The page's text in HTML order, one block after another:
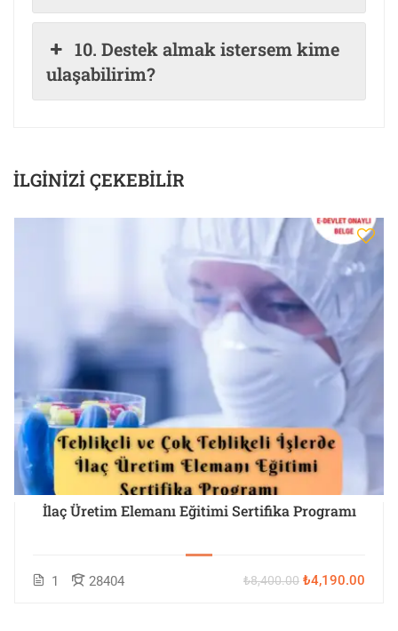
10. Destek almak istersem kime
ulaşabilirim?
İLGINIZI ÇEKEBILIR
İlaç Üretim Elemanı Eğitimi Sertifika Programı
1 28404 ₺8,400.00 ₺4,190.00